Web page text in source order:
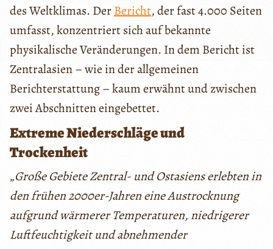
des Weltklimas. DerBericht, der fast 4.000 Seiten
umfasst, konzentriert sich auf bekannte
physikalische Veränderungen. In dem Bericht ist
Zentralasien – wie in der allgemeinen
Berichterstattung – kaum erwähnt und zwischen
zwei Abschnitten eingebettet.
Extreme Niederschläge und
Trockenheit
„Große Gebiete Zentral- und Ostasiens erlebten in
den frühen 2000er-Jahren eine Austrocknung
aufgrund wärmerer Temperaturen, niedrigerer
Luftfeuchtigkeit und abnehmender